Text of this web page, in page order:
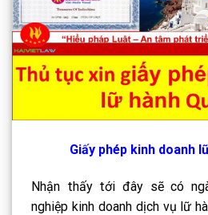
Giấy phép kinh doanh
Nhận thấy tới đây sẽ có
nghiệp kinh doanh dịch vụ lữ